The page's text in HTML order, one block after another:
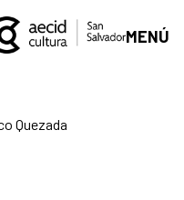
MENÚ
Quezada